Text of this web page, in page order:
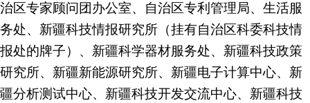
治区专家顾问团办公室、自治区专利管理局、生活服
务处、新疆科技情报研究所（挂有自治区科委科技情
报处的牌子）、新疆科学器材服务处、新疆科技政策
研究所、新疆新能源研究所、新疆电子计算中心、新
疆分析测试中心、新疆科技开发交流中心、新疆科技